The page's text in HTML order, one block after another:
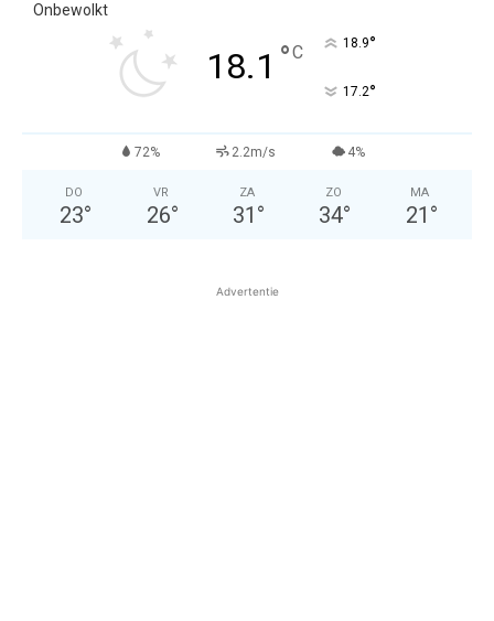
Onbewolkt
18.1 °C 18.9°
17.2°
72% 2.2m/s 4%
DO
23°
VR
26°
ZA
31 °
ZO
34°
MA
21 °
Advertentie